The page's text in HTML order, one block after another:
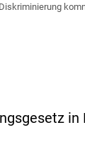
in